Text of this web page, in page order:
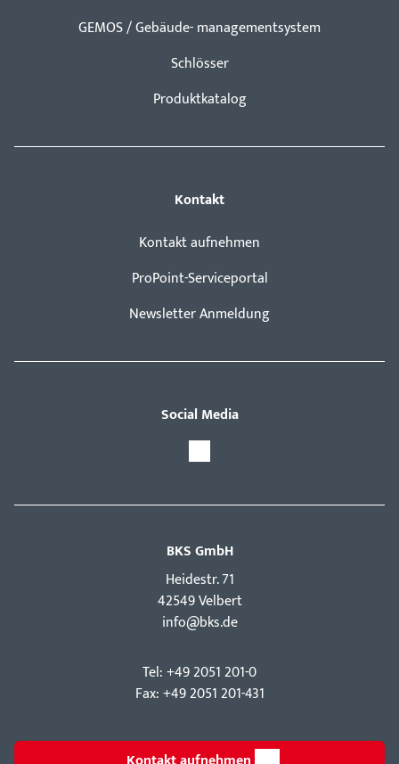
GEMOS / Gebäude- managementsystem
Schlösser
Produktkatalog
Kontakt
Kontakt aufnehmen
ProPoint-Serviceportal
Newsletter Anmeldung
Social Media
BKS GmbH
Hei­destr. 71
42549 Velbert
info@bks.de
Tel: +49 2051 201-0
Fax: +49 2051 201-431